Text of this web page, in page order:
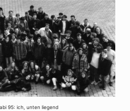
95: ich, unten liegend